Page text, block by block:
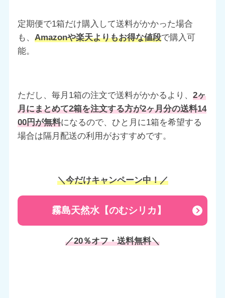
定期便で1箱だけ購入して送料がかかった場合
も、 Amazonや楽天よりもお得な値段で購入可
能。
ただし、毎月1箱の注文で送料がかかるより、 2ヶ
月にまとめて2箱を注文する方が2ヶ月分の送料14
00円が無料になるので、ひと月に1箱を希望する
場合は隔月配送の利用がおすすめです。
＼今だけキャンペーン中！／
霧島天然水【のむシリカ】
／20％オフ・送料無料＼